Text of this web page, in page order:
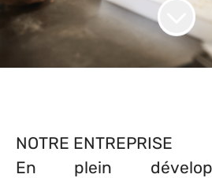
NOTRE ENTREPRISE
En plein